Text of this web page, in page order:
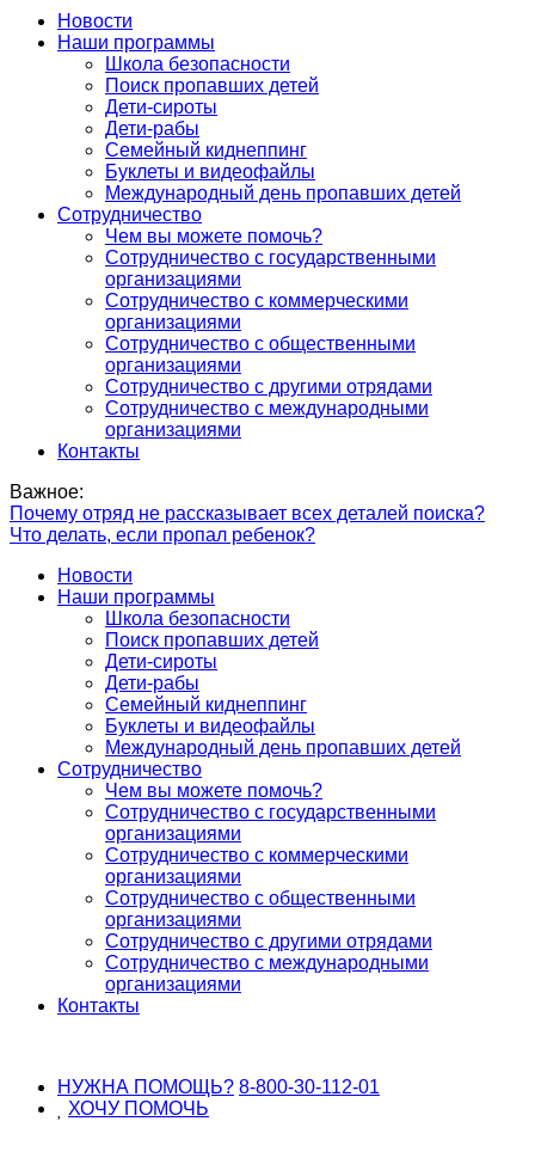
Новости
Наши программы
Школа безопасности
Поиск пропавших детей
Дети-сироты
Дети-рабы
Семейный киднеппинг
Буклеты и видеофайлы
Международный день пропавших детей
Сотрудничество
Чем вы можете помочь?
Сотрудничество с государственными
организациями
Сотрудничество с коммерческими
организациями
Сотрудничество с общественными
организациями
Сотрудничество с другими отрядами
Сотрудничество с международными
организациями
Контакты
Важное:
Почему отряд не рассказывает всех деталей поиска?
Что делать, если пропал ребенок?
Новости
Наши программы
Школа безопасности
Поиск пропавших детей
Дети-сироты
Дети-рабы
Семейный киднеппинг
Буклеты и видеофайлы
Международный день пропавших детей
Сотрудничество
Чем вы можете помочь?
Сотрудничество с государственными
организациями
Сотрудничество с коммерческими
организациями
Сотрудничество с общественными
организациями
Сотрудничество с другими отрядами
Сотрудничество с международными
организациями
Контакты
НУЖНА ПОМОЩЬ? 8-800-30-112-01
ХОЧУ ПОМОЧЬ